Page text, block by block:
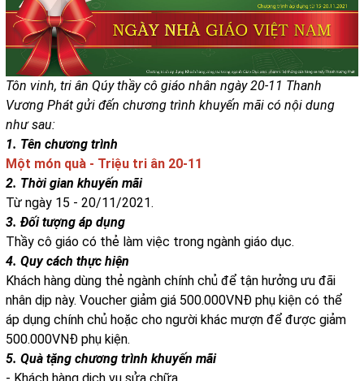
Tôn vinh, tri ân Qúy thầy cô giáo nhân ngày 20-11 Thanh
Vương Phát gửi đến chương trình khuyến mãi có nội dung
như sau:
1. Tên chương trình
Một món quà - Triệu tri ân 20-11
2. Thời gian khuyến mãi
Từ ngày 15 - 20/11/2021.
3. Đối tượng áp dụng
Thầy cô giáo có thẻ làm việc trong ngành giáo dục.
4. Quy cách thực hiện
Khách hàng dùng thẻ ngành chính chủ để tận hưởng ưu đãi
nhân dịp này. Voucher giảm giá 500.000VNĐ phụ kiện có thể
áp dụng chính chủ hoặc cho người khác mượn để được giảm
500.000VNĐ phụ kiện.
5. Quà tặng chương trình khuyến mãi